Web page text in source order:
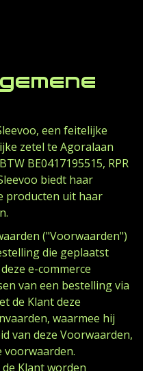
een feitelijke
zetel te Agoralaan
BE0417195515, RPR
biedt haar
producten uit haar
("Voorwaarden")
die geplaatst
e-commerce
van een bestelling via
de Klant deze
waarmee hij
van deze Voorwaarden,
voorwaarden.
Klant worden